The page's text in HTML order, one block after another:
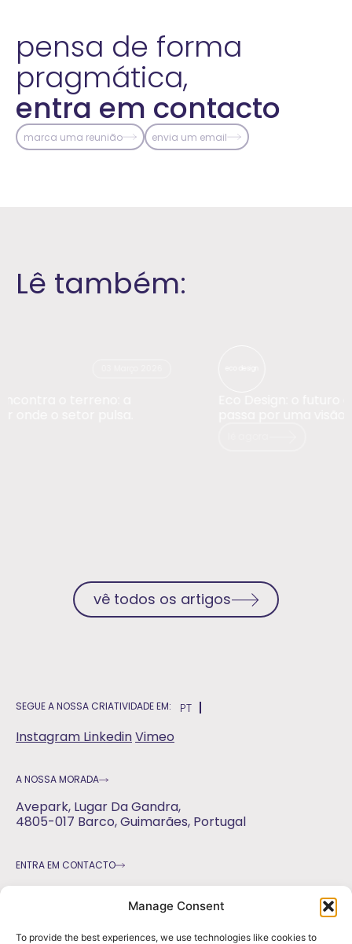
Manage Consent
To provide the best experiences, we use technologies like cookies to
pensa de forma
pragmática,
entra em contacto
marca uma reunião envia um email
Lê também:
vê todos os artigos
SEGUE A NOSSA CRIATIVIDADE EM: PT
Instagram LinkedinVimeo
A NOSSA MORADA
Avepark, Lugar Da Gandra,
4805-017 Barco, Guimarães, Portugal
ENTRA EM CONTACTO
marca uma reunião